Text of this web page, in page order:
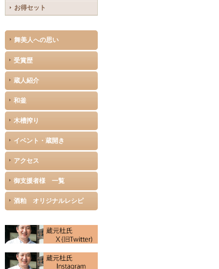
お得セット
舞美人への思い
受賞歴
蔵人紹介
和釜
木槽搾り
イベント・蔵開き
アクセス
御支援者様 一覧
酒粕 オリジナルレシピ